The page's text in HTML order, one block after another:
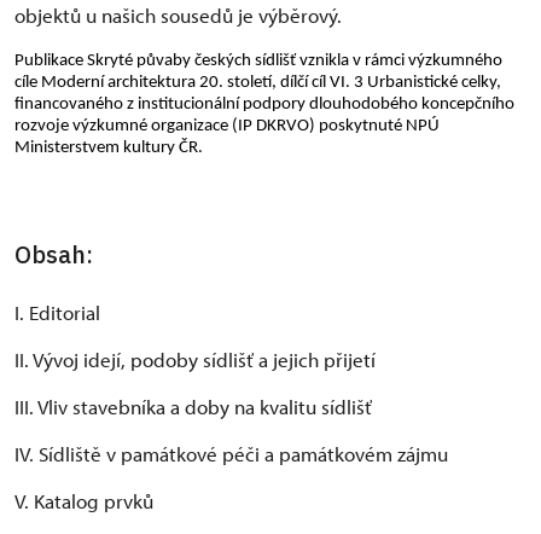
objektů u našich sousedů je výběrový.
Publikace Skryté půvaby českých sídlišť vznikla v rámci výzkumného
cíle Moderní architektura 20. století, dílčí cíl VI. 3 Urbanistické celky,
financovaného z institucionální podpory dlouhodobého koncepčního
rozvoje výzkumné organizace (IP DKRVO) poskytnuté NPÚ
Ministerstvem kultury ČR.
Obsah:
I. Editorial
II. Vývoj idejí, podoby sídlišť a jejich přijetí
III. Vliv stavebníka a doby na kvalitu sídlišť
IV. Sídliště v památkové péči a památkovém zájmu
V. Katalog prvků